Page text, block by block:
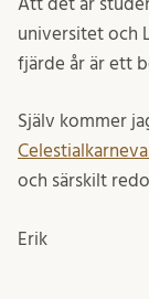
universitet och
fjärde år är ett
Själv kommer
Celestialkarneval
och särskilt
Erik